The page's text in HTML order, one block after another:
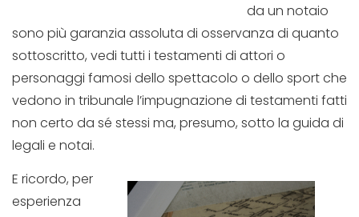
da un notaio
sono più garanzia assoluta di osservanza di quanto
sottoscritto, vedi tutti i testamenti di attori o
personaggi famosi dello spettacolo o dello sport che
vedono in tribunale l’impugnazione di testamenti fatti
non certo da sé stessi ma, presumo, sotto la guida di
legali e notai.
E ricordo, per
esperienza